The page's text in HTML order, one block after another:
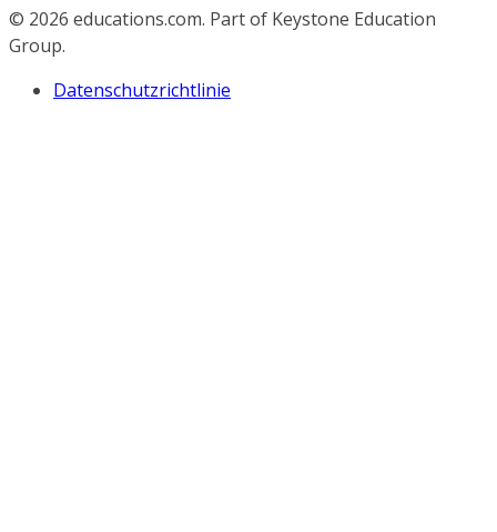
© 2026 educations.com. Part of Keystone Education
Group.
Datenschutzrichtlinie